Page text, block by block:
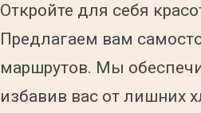
Откройте для себя
Предлагаем вам
маршрутов. Мы
избавив вас от лишних